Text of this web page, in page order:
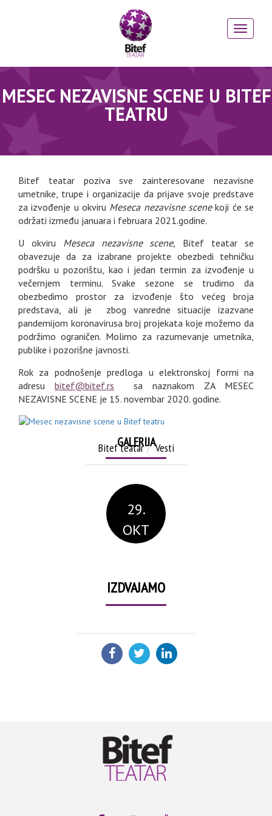
MESEC NEZAVISNE SCENE U BITEF
TEATRU
Bitef teatar poziva sve zainteresovane nezavisne
umetnike, trupe i organizacije da prijave svoje predstave
za izvođenje u okviru Meseca nezavisne scenekoji će se
održati između januara i februara 2021.godine.
U okviru Meseca nezavisne scene, Bitef teatar se
obavezuje da za izabrane projekte obezbedi tehničku
podršku u pozorištu, kao i jedan termin za izvođenje u
večernjem terminu. Svake sezone se trudimo da
obezbedimo prostor za izvođenje što većeg broja
predstava, ali je zbog vanredne situacije izazvane
pandemijom koronavirusa broj projekata koje možemo da
podržimo ograničen. Molimo za razumevanje umetnika,
publike i pozorišne javnosti.
Rok za podnošenje predloga u elektronskoj formi na
adresu bitef@bitef.rs sa naznakom ZA MESEC
NEZAVISNE SCENE je 15. novembar 2020. godine.
GALERIJA
Bitef teatar Vesti
29.
OKT
IZDVAJAMO
PODELI: